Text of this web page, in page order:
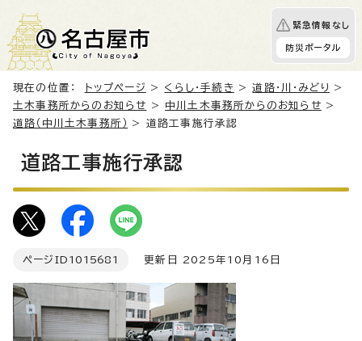
緊急情報なし
防災ポータル
現在の位置： トップページ > くらし・手続き >道路・川・みどり
>
土木事務所からのお知らせ
> 中川土木事務所からのお知らせ >
道路（中川土木事務所）
> 道路工事施行承認
道路工事施行承認
ページID 1015681 更新日 2025年10月16日